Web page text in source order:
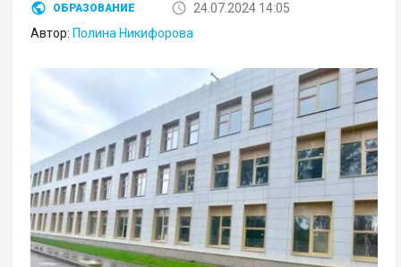
ОБРАЗОВАНИЕ
24.07.2024 14:05
Автор: Полина Никифорова